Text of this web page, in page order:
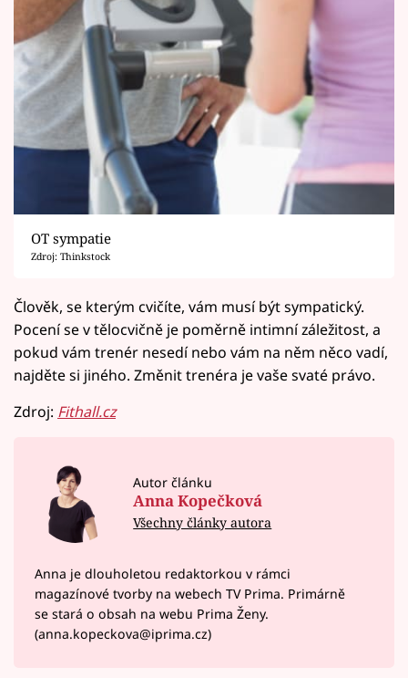
OT sympatie
Zdroj: Thinkstock
Člověk, se kterým cvičíte, vám musí být sympatický.
Pocení se v tělocvičně je poměrně intimní záležitost, a
pokud vám trenér nesedí nebo vám na něm něco vadí,
najděte si jiného. Změnit trenéra je vaše svaté právo.
Zdroj: Fithall.cz
Autor článku
Anna Kopečková
Všechny články autora
Anna je dlouholetou redaktorkou v rámci
magazínové tvorby na webech TV Prima. Primárně
se stará o obsah na webu Prima Ženy.
(anna.kopeckova@iprima.cz)